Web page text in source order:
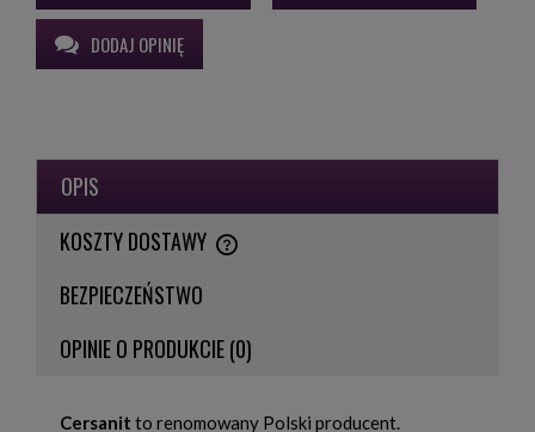
DODAJ OPINIĘ
OPIS
KOSZTY DOSTAWY
CENA NIE ZAWIERA EWENTUALNYCH KOSZTÓW PŁATNOŚCI
BEZPIECZEŃSTWO
OPINIE O PRODUKCIE (0)
Cersanit to renomowany Polski producent.